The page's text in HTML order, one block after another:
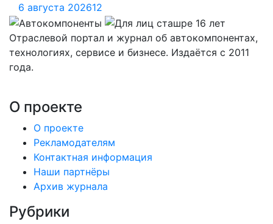
6 августа 202612
Отраслевой портал и журнал об автокомпонентах,
технологиях, сервисе и бизнесе. Издаётся с 2011
года.
О проекте
О проекте
Рекламодателям
Контактная информация
Наши партнёры
Архив журнала
Рубрики